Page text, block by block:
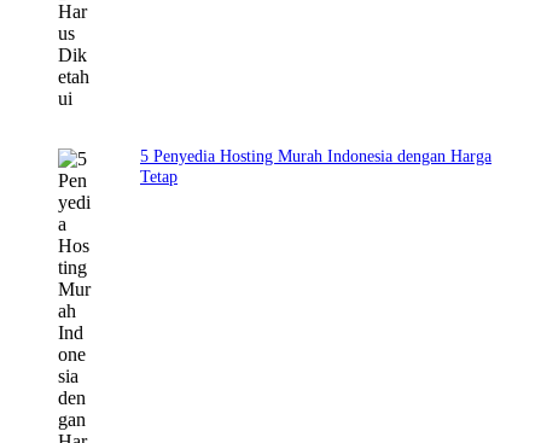
5 Penyedia Hosting Murah Indonesia dengan Harga
Tetap